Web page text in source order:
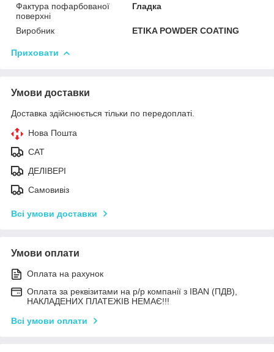
Фактура пофарбованої
поверхні
Гладка
Виробник ETIKA POWDER COATING
Приховати
Умови доставки
Доставка здійснюється тільки по передоплаті.
Нова Пошта
САТ
ДЕЛІВЕРІ
Самовивіз
Всі умови доставки
Умови оплати
Оплата на рахунок
Оплата за реквізитами на р/р компанії з IBAN (ПДВ),
НАКЛАДЕНИХ ПЛАТЕЖІВ НЕМАЄ!!!
Всі умови оплати